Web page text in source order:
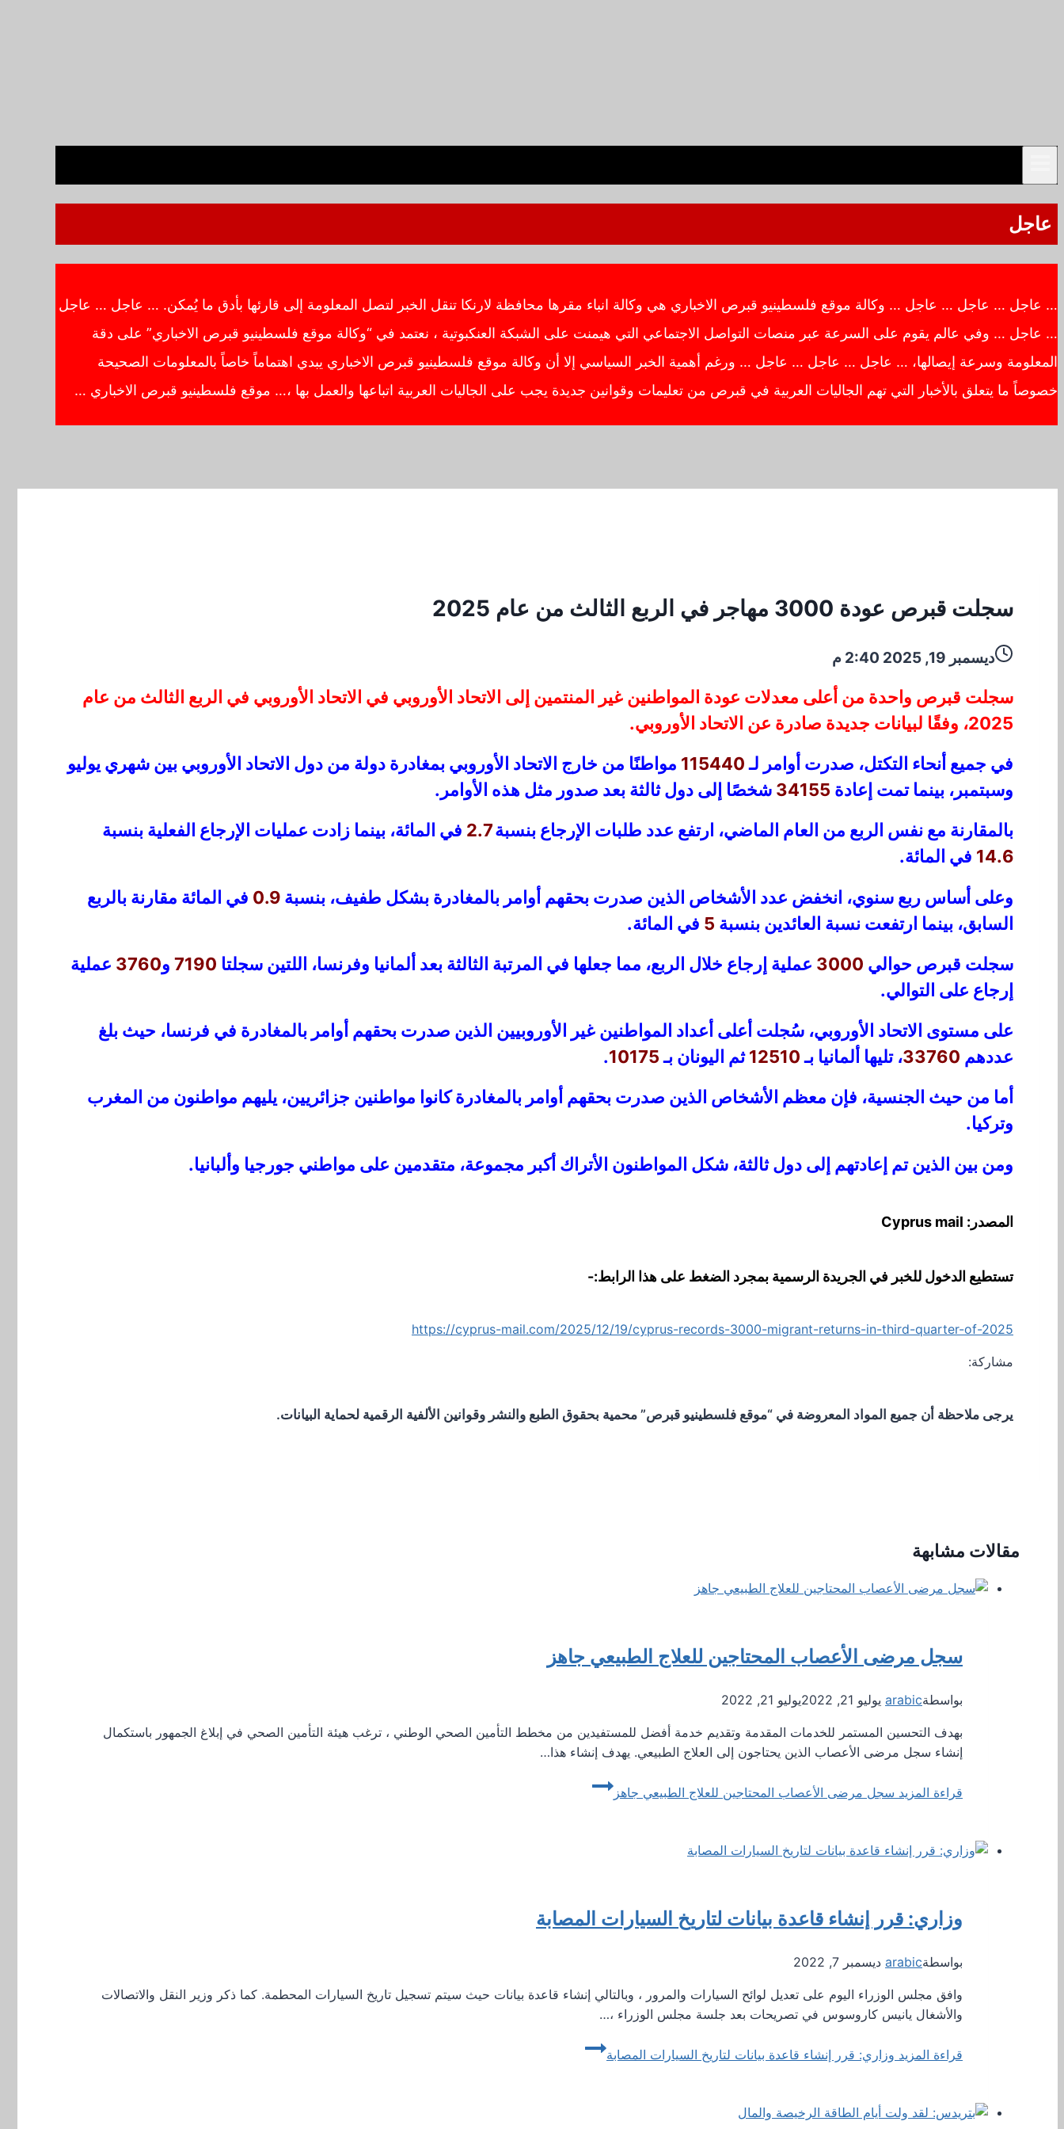
عاجل
… عاجل … عاجل … عاجل … وكالة موقع فلسطينيو قبرص الاخباري هي وكالة انباء مقرها محافظة لارنكا تنقل الخبر لتصل المعلومة إلى قارئها بأدق ما يُمكن. … عاجل … عاجل
… عاجل … وفي عالم يقوم على السرعة عبر منصات التواصل الاجتماعي التي هيمنت على الشبكة العنكبوتية ، نعتمد في “وكالة موقع فلسطينيو قبرص الاخباري” على دقة
المعلومة وسرعة إيصالها، … عاجل … عاجل … عاجل … ورغم أهمية الخبر السياسي إلا أن وكالة موقع فلسطينيو قبرص الاخباري يبدي اهتماماً خاصاً بالمعلومات الصحيحة
خصوصاً ما يتعلق بالأخبار التي تهم الجاليات العربية في قبرص من تعليمات وقوانين جديدة يجب على الجاليات العربية اتباعها والعمل بها ،… موقع فلسطينيو قبرص الاخباري …
سجلت قبرص عودة 3000 مهاجر في الربع الثالث من عام 2025
ديسمبر 19, 2025 2:40 م
سجلت قبرص واحدة من أعلى معدلات عودة المواطنين غير المنتمين إلى الاتحاد الأوروبي في الاتحاد الأوروبي في الربع الثالث من عام
2025، وفقًا لبيانات جديدة صادرة عن الاتحاد الأوروبي.
في جميع أنحاء التكتل، صدرت أوامر لـ115440 مواطنًا من خارج الاتحاد الأوروبي بمغادرة دولة من دول الاتحاد الأوروبي بين شهري يوليو
وسبتمبر، بينما تمت إعادة 34155 شخصًا إلى دول ثالثة بعد صدور مثل هذه الأوامر.
بالمقارنة مع نفس الربع من العام الماضي، ارتفع عدد طلبات الإرجاع بنسبة2.7 في المائة، بينما زادت عمليات الإرجاع الفعلية بنسبة
14.6 في المائة.
وعلى أساس ربع سنوي، انخفض عدد الأشخاص الذين صدرت بحقهم أوامر بالمغادرة بشكل طفيف، بنسبة 0.9 في المائة مقارنة بالربع
السابق، بينما ارتفعت نسبة العائدين بنسبة 5 في المائة.
سجلت قبرص حوالي 3000 عملية إرجاع خلال الربع، مما جعلها في المرتبة الثالثة بعد ألمانيا وفرنسا، اللتين سجلتا 7190 و3760 عملية
إرجاع على التوالي.
على مستوى الاتحاد الأوروبي، سُجلت أعلى أعداد المواطنين غير الأوروبيين الذين صدرت بحقهم أوامر بالمغادرة في فرنسا، حيث بلغ
عددهم 33760، تليها ألمانيا بـ12510ثم اليونان بـ10175
.
أما من حيث الجنسية، فإن معظم الأشخاص الذين صدرت بحقهم أوامر بالمغادرة كانوا مواطنين جزائريين، يليهم مواطنون من المغرب
وتركيا.
ومن بين الذين تم إعادتهم إلى دول ثالثة، شكل المواطنون الأتراك أكبر مجموعة، متقدمين على مواطني جورجيا وألبانيا.
المصدر: Cyprus mail
تستطيع الدخول للخبر في الجريدة الرسمية بمجرد الضغط على هذا الرابط:-
https://cyprus-mail.com/2025/12/19/cyprus-records-3000-migrant-returns-in-third-quarter-of-2025
مشاركة:
يرجى ملاحظة أن جميع المواد المعروضة في “موقع فلسطينيو قبرص” محمية بحقوق الطبع والنشر وقوانين الألفية الرقمية لحماية البيانات.
مقالات مشابهة
سجل مرضى الأعصاب المحتاجين للعلاج الطبيعي جاهز
بواسطةarabic يوليو 21, 2022 يوليو 21, 2022
بهدف التحسين المستمر للخدمات المقدمة وتقديم خدمة أفضل للمستفيدين من مخطط التأمين الصحي الوطني ، ترغب هيئة التأمين الصحي في إبلاغ الجمهور باستكمال
إنشاء سجل مرضى الأعصاب الذين يحتاجون إلى العلاج الطبيعي. يهدف إنشاء هذا…
قراءة المزيد سجل مرضى الأعصاب المحتاجين للعلاج الطبيعي جاهز
وزاري: قرر إنشاء قاعدة بيانات لتاريخ السيارات المصابة
بواسطةarabic ديسمبر 7, 2022
وافق مجلس الوزراء اليوم على تعديل لوائح السيارات والمرور ، وبالتالي إنشاء قاعدة بيانات حيث سيتم تسجيل تاريخ السيارات المحطمة. كما ذكر وزير النقل والاتصالات
والأشغال يانيس كاروسوس في تصريحات بعد جلسة مجلس الوزراء ،…
قراءة المزيد وزاري: قرر إنشاء قاعدة بيانات لتاريخ السيارات المصابة